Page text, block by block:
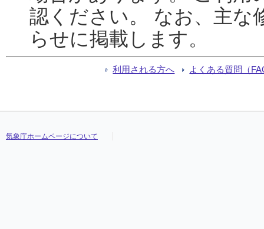
認ください。 なお、主な
らせに掲載します。
利用される方へ よくある質問（
気象庁ホームページについて